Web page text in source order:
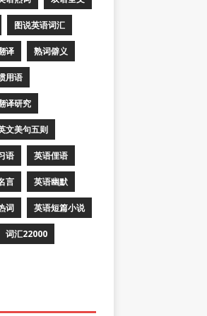
图说英语词汇
译 熟词僻义
用语
译研究
文美句五则
语 英语俚语
言 英语幽默
词 英语短篇小说
词汇22000